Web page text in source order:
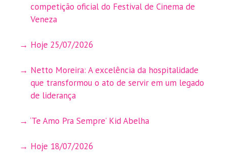
competição oficial do Festival de Cinema de
Veneza
Hoje 25/07/2026
Netto Moreira: A excelência da hospitalidade
que transformou o ato de servir em um legado
de liderança
‘Te Amo Pra Sempre’ Kid Abelha
Hoje 18/07/2026